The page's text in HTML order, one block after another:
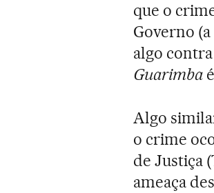
que o
Governo
algo
Guarimba
Algo
o crime
de Justiça
ameaça